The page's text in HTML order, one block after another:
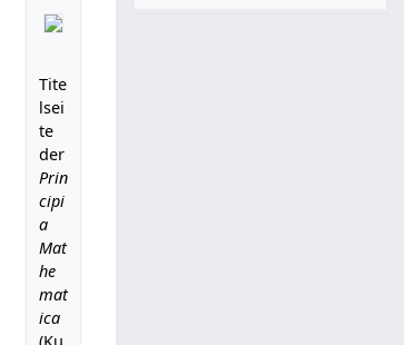
Tite
lsei
te
der
Prin
cipi
a
Mat
he
mat
ica
(Ku